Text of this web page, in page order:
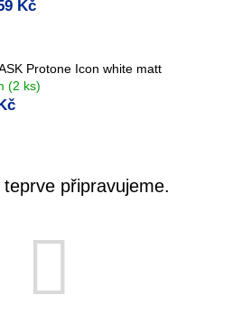
Kč
Protone Icon white matt
(2 ks)
připravujeme.